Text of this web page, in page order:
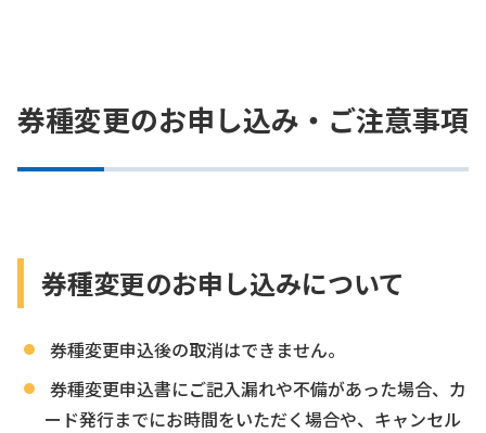
券種変更のお申し込み・ご注意事項
券種変更のお申し込みについて
券種変更申込後の取消はできません。
券種変更申込書にご記入漏れや不備があった場合、カ
ード発行までにお時間をいただく場合や、キャンセル